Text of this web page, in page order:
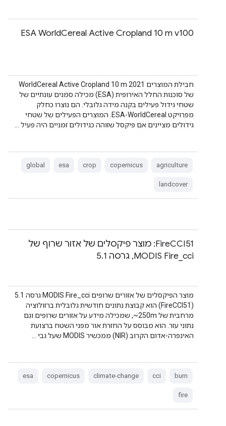
ESA WorldCereal Active Cropland 10 m v100
חבילת המוצרים WorldCereal Active Cropland 10 m 2021
של סוכנות החלל האירופית (ESA) מכילה סמנים עונתיים של
שטחי גידול פעילים בקנה מידה גלובלי. הם נוצרו כחלק
מפרויקט ESA-WorldCereal. המוצרים הפעילים של שטחי
גידולים מציינים אם פיקסל שזוהה כגידולים זמניים היה פעיל …
agriculture
copernicus
crop
esa
global
landcover
‫FireCCI51: מוצר פיקסלים של אזור שרוף של
MODIS Fire_cci, גרסה 5.1
(FireCCI51) הוא קבוצת נתונים חודשית גלובלית ברזולוציה
מרחבית של ‎~250m, שמכילה מידע על אזורים שרופים וגם
נתוני עזר. הוא מבוסס על החזרת אור מפני השטח ברצועת
האינפרה-אדום הקרוב (NIR) ממכשיר MODIS שעל גבי …
burn
cci
climate-change
copernicus
esa
fire